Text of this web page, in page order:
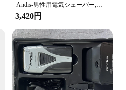
Andis-男性用電気シェーバー,男性用シェービングおよび理髪用品,プロ仕様のリチウムプラス,オリジナル,17225
3,420円